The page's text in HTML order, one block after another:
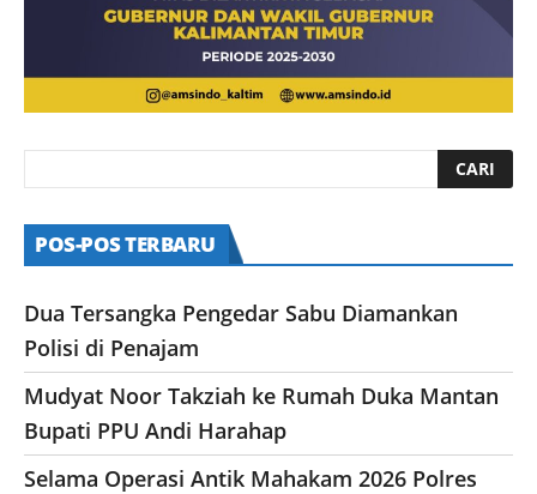
POS-POS TERBARU
Dua Tersangka Pengedar Sabu Diamankan
Polisi di Penajam
Mudyat Noor Takziah ke Rumah Duka Mantan
Bupati PPU Andi Harahap
Selama Operasi Antik Mahakam 2026 Polres